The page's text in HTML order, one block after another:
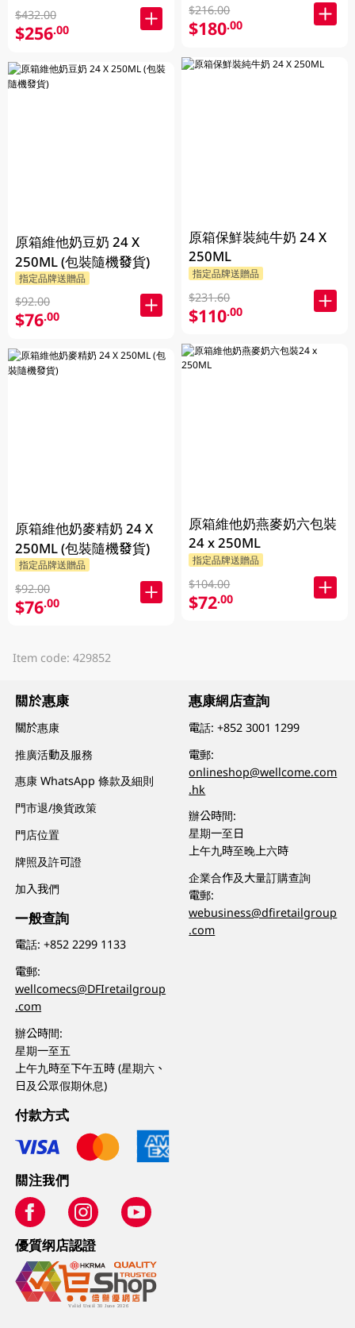
$432.00
$256.00
原箱維他奶豆奶 24 X
250ML (包裝隨機發貨)
指定品牌送贈品
$92.00
$76.00
原箱維他奶麥精奶 24 X
250ML (包裝隨機發貨)
指定品牌送贈品
$92.00
$76.00
$216.00
$180.00
原箱保鮮裝純牛奶 24 X
250ML
指定品牌送贈品
$231.60
$110.00
原箱維他奶燕麥奶六包裝
24 x 250ML
指定品牌送贈品
$104.00
$72.00
Item code: 429852
關於惠康
關於惠康
推廣活動及服務
惠康 WhatsApp 條款及細則
門市退/換貨政策
門店位置
牌照及許可證
加入我們
一般查詢
電話:+852 2299 1133
電郵:
wellcomecs@DFIretailgroup
.com
辦公時間:
星期一至五
上午九時至下午五時 (星期六、
日及公眾假期休息)
惠康網店查詢
電話:+852 3001 1299
電郵:
onlineshop@wellcome.com
.hk
辦公時間:
星期一至日
上午九時至晚上六時
企業合作及大量訂購查詢
電郵:
webusiness@dfiretailgroup
.com
付款方式
關注我們
優質纲店認證